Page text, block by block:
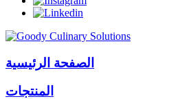
الصفحة الرئيسية
المنتجات